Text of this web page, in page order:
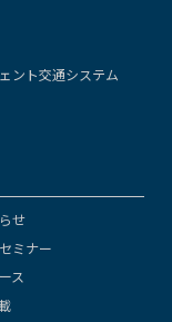
ント交通システム
せ
ミナー
ス